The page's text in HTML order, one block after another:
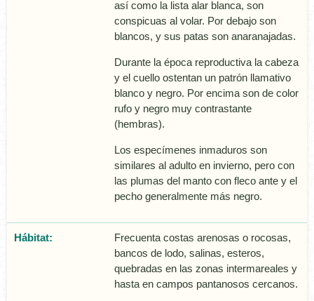
así­ como la lista alar blanca, son
conspicuas al volar. Por debajo son
blancos, y sus patas son anaranajadas.
Durante la época reproductiva la cabeza
y el cuello ostentan un patrón llamativo
blanco y negro. Por encima son de color
rufo y negro muy contrastante
(hembras).
Los especí­menes inmaduros son
similares al adulto en invierno, pero con
las plumas del manto con fleco ante y el
pecho generalmente más negro.
Hábitat:
Frecuenta costas arenosas o rocosas,
bancos de lodo, salinas, esteros,
quebradas en las zonas intermareales y
hasta en campos pantanosos cercanos.